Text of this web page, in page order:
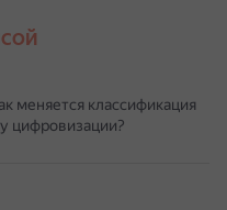
меняется классификация
цифровизации?